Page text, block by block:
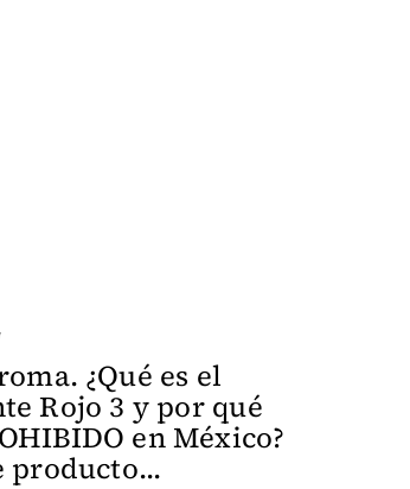
¿Qué es el
Rojo 3 y por qué
en México?
producto...